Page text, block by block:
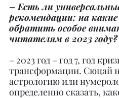
– Есть ли
рекомендации: на
обратить особое
читателям в 2023 году?
– 2023 год – год 7, год
трансформации. Сюцай
астрологию или
определенно сказать,